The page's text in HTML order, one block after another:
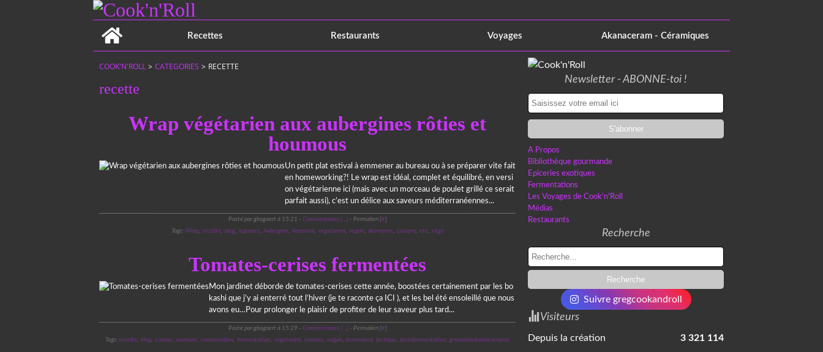
Recettes
Restaurants Voyages Akanaceram - Céramiques
COOK'N'ROLL > CATEGORIES > RECETTE
recette
Wrap végétarien aux aubergines rôties et
houmous
Un petit plat estival à emmener au bureau ou à se préparer vite fait
en homeworking?! Le wrap est idéal, complet et équilibré, en versi
on végétarienne ici (mais avec un morceau de poulet grillé ce serait
parfait aussi), c’est un délice aux saveurs méditerranéennes...
Posté par gbogaert à 15:21 - Commentaires […]- Permalien [#]
Tags: Wrap, recette, blog, legumes, Aubergine, houmous, vegetarien, vegan, demeyere, cuisipro, ete, végé
Tomates-cerises fermentées
Mon jardinet déborde de tomates-cerises cette année, boostées certainement par les bo
kashi que j’y ai enterré tout l’hiver (je te raconte ça ICI ), et les bel été ensoleillé que nous
avons eu…Pour prolonger le plaisir de profiter de leur saveur plus tard...
Posté par gbogaert à 15:29 - Commentaires […]- Permalien [#]
Tags: recette, blog, cuisine, saumure, conservation, fermentation, vegetarien, tomate, vegan, fermented, lactique, lactofermentation, growninbokashicompost
Newsletter - ABONNE-toi !
A Propos
Bibliothèque gourmande
Epiceries exotiques
Fermentations
Les Voyages de Cook'n'Roll
Médias
Restaurants
Recherche
Suivre gregcookandroll
Visiteurs
Depuis la création 3 321 114